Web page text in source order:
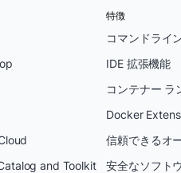
and Toolkit
特徴
コマンドライ
IDE 拡張機能
コンテナー ラ
Docker
信頼できるオ
安全なソフト